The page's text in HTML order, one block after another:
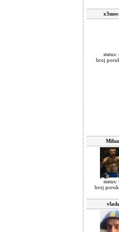
status:
broj
status:
broj